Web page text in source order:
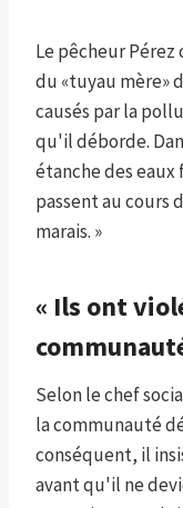
Le pêcheur
du «tuyau mère»
causés par la
qu'il déborde.
étanche des eaux
passent au cours
marais. »
« Ils ont
Selon le chef
la communauté
conséquent, il
avant qu'il ne